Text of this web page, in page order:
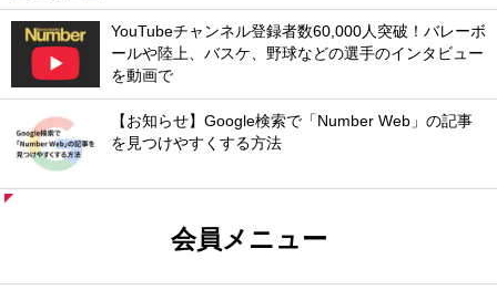
YouTubeチャンネル登録者数60,000人突破！バレーボ
ールや陸上、バスケ、野球などの選手のインタビュー
を動画で
【お知らせ】Google検索で「Number Web」の記事
を見つけやすくする方法
会員メニュー